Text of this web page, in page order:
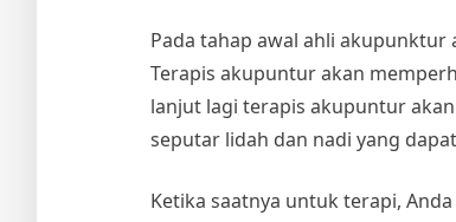
Pada tahap awal ahli
Terapis akupuntur akan
lanjut lagi terapis akupuntur
seputar lidah dan nadi yang
Ketika saatnya untuk terapi,